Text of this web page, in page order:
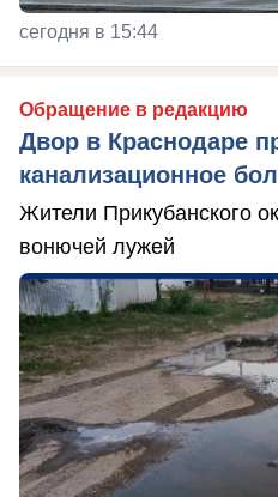
сегодня в 15:44
Обращение в редакцию
Двор в Краснодаре
канализационное
Жители Прикубанского
вонючей лужей